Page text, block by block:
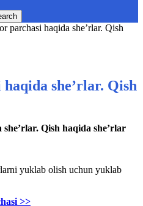
parchasi haqida she’rlar. Qish
she’rlar. Qish
Qish haqida she’rlar
yuklab olish uchun yuklab
>>